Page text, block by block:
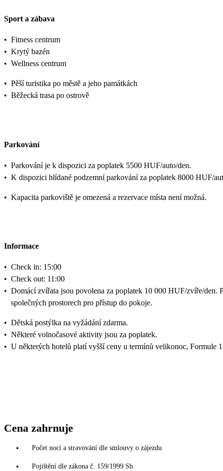
Sport a zábava
• Fitness centrum
• Krytý bazén
• Wellness centrum
• Pěší turistika po městě a jeho památkách
• Běžecká trasa po ostrově
Parkování
• Parkování je k dispozici za poplatek 5500 HUF/auto/den.
• K dispozici hlídané podzemní parkování za poplatek 8000 HUF/
• Kapacita parkoviště je omezená a rezervace místa není možná.
Informace
• Check in: 15:00
• Check out: 11:00
• Domácí zvířata jsou povolena za poplatek 10 000 HUF/zvíře/den.
společných prostorech pro přístup do pokoje.
• Dětská postýlka na vyžádání zdarma.
• Některé volnočasové aktivity jsou za poplatek.
• U některých hotelů platí vyšší ceny u termínů velikonoc, Formule
Cena zahrnuje
Počet nocí a stravování dle smlouvy o zájezdu
Pojištění dle zákona č. 159/1999 Sb.